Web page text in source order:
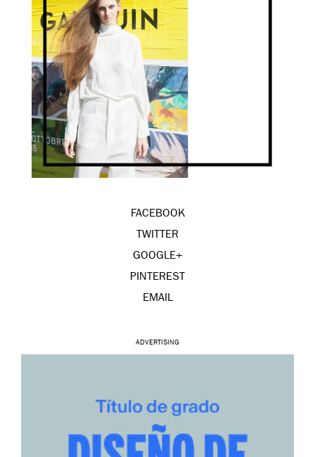
FACEBOOK
TWITTER
GOOGLE+
PINTEREST
EMAIL
ADVERTISING